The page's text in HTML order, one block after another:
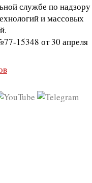
службе по надзору
и массовых
15348 от 30 апреля